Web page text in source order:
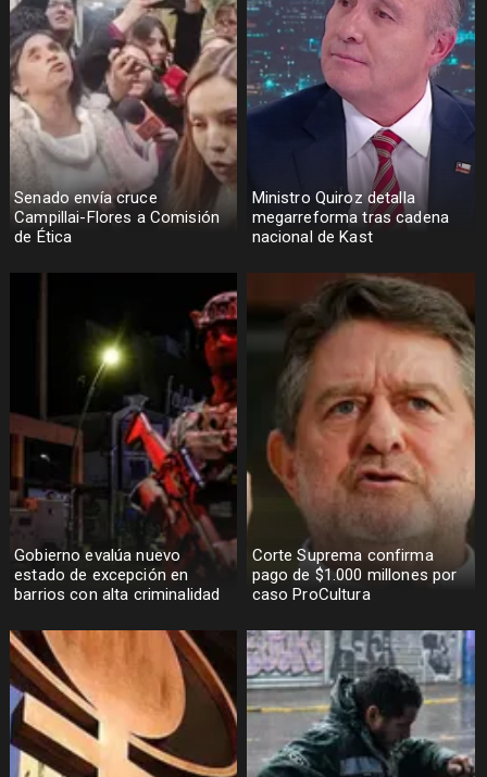
Senado envía cruce
Campillai-Flores a Comisión
de Ética
Ministro Quiroz detalla
megarreforma tras cadena
nacional de Kast
Gobierno evalúa nuevo
estado de excepción en
barrios con alta criminalidad
Corte Suprema confirma
pago de $1.000 millones por
caso ProCultura